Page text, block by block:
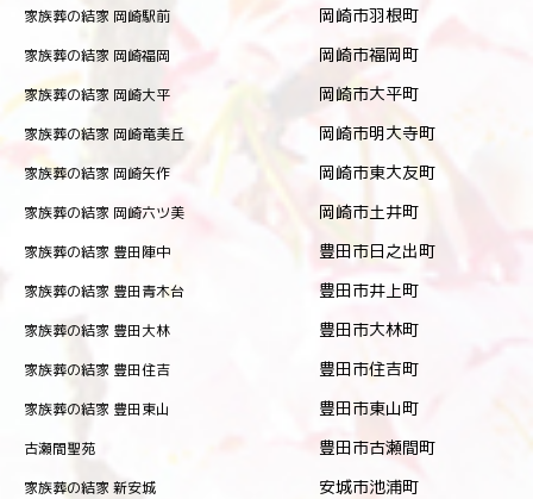
家族葬の結家 岡崎駅前 岡崎市羽根町
家族葬の結家 岡崎福岡 岡崎市福岡町
家族葬の結家 岡崎大平 岡崎市大平町
家族葬の結家 岡崎竜美丘 岡崎市明大寺町
家族葬の結家 岡崎矢作 岡崎市東大友町
家族葬の結家 岡崎六ツ美 岡崎市土井町
家族葬の結家 豊田陣中 豊田市日之出町
家族葬の結家 豊田青木台 豊田市井上町
家族葬の結家 豊田大林 豊田市大林町
家族葬の結家 豊田住吉 豊田市住吉町
家族葬の結家 豊田東山 豊田市東山町
古瀬間聖苑 豊田市古瀬間町
家族葬の結家 新安城 安城市池浦町